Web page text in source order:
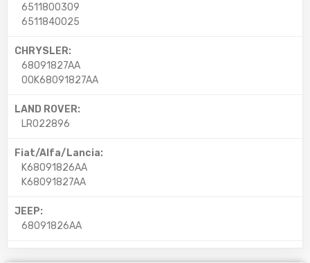
6511800309
6511840025
CHRYSLER:
68091827AA
00K68091827AA
LAND ROVER:
LR022896
Fiat/Alfa/Lancia:
K68091826AA
K68091827AA
JEEP:
68091826AA